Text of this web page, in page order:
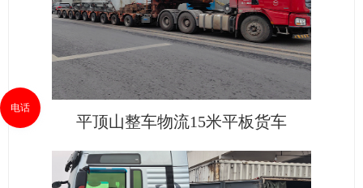
平顶山整车物流15米平板货车
电话